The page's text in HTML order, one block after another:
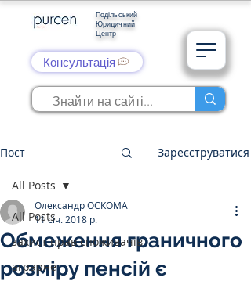
Подільський
Юридичний
Центр
Консультація
Пост Зареєструватися
All Posts
захист прав споживачів
аграрне
All Posts
Обмеження граничного
розміру пенсій є
Олександр ОСКОМА
11 січ. 2018 р.